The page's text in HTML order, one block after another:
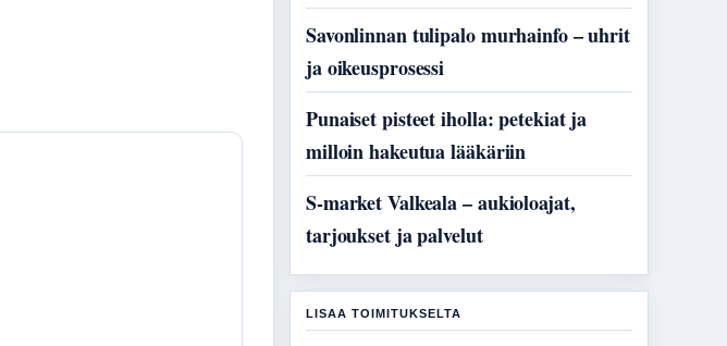
Savonlinnan tulipalo murhainfo – uhrit
ja oikeusprosessi
Punaiset pisteet iholla: petekiat ja
milloin hakeutua lääkäriin
S-market Valkeala – aukioloajat,
tarjoukset ja palvelut
LISAA TOIMITUKSELTA